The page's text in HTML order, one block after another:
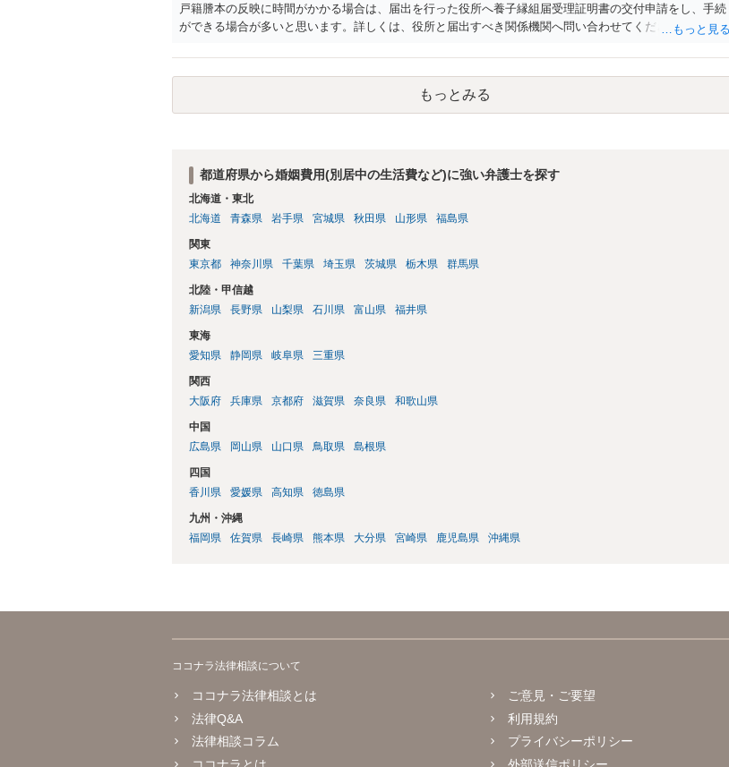
戸籍謄本の反映に時間がかかる場合は、届出を行った役所へ養子縁組届受理証明書の交付申請をし、手続
ができる場合が多いと思います。詳しくは、役所と届出すべき関係機関へ問い合わせてください。
もっとみる
都道府県から婚姻費用(別居中の生活費など)に強い弁護士を探す
北海道・東北
北海道
青森県 岩手県 宮城県 秋田県 山形県 福島県
関東
東京都
神奈川県 千葉県 埼玉県 茨城県 栃木県 群馬県
北陸・甲信越
新潟県
長野県 山梨県 石川県 富山県 福井県
東海
愛知県
静岡県 岐阜県 三重県
関西
大阪府
兵庫県 京都府 滋賀県 奈良県 和歌山県
中国
広島県
岡山県 山口県 鳥取県 島根県
四国
香川県
愛媛県 高知県 徳島県
九州・沖縄
福岡県
佐賀県 長崎県 熊本県 大分県 宮崎県 鹿児島県 沖縄県
ココナラ法律相談について
ココナラ法律相談とは
法律Q&A
法律相談コラム
ご意見・ご要望
利用規約
プライバシーポリシー